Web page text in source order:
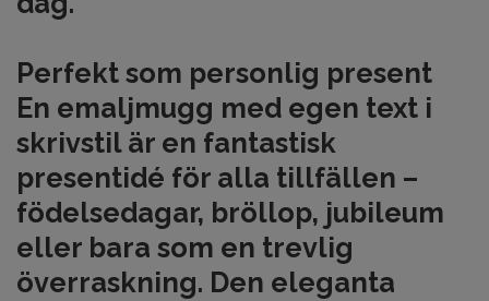
Perfekt som personlig present
En emaljmugg med egen text i
skrivstil är en fantastisk
presentidé för alla tillfällen –
födelsedagar, bröllop, jubileum
eller bara som en trevlig
överraskning. Den eleganta